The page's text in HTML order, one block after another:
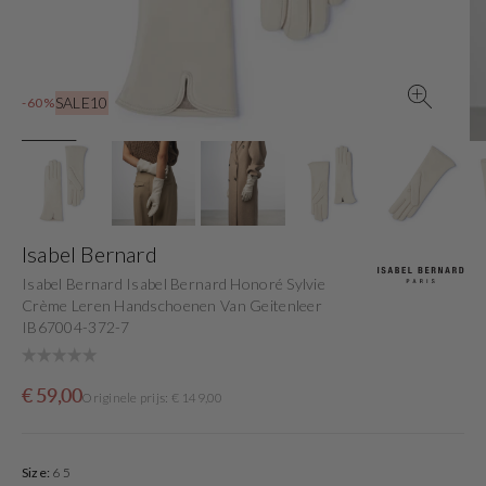
-60%SALE10
Isabel Bernard
Isabel Bernard Isabel Bernard Honoré Sylvie
Crème Leren Handschoenen Van Geitenleer
IB67004-372-7
Sale
€ 59,00
OrigineleOriginele prijs: € 149,00
Size: 6 5